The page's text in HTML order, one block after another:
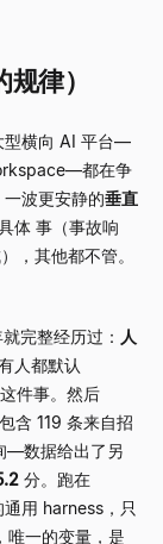
律）
横向 AI 平台—
—都在争
波更安静的垂直
体 事（事故响
，其他都不管。
完整经历过： 人
人都默认
这件事。然后
含 119 条来自招
—数据给出了另
分。跑在
用 harness，只
唯一的变量，是